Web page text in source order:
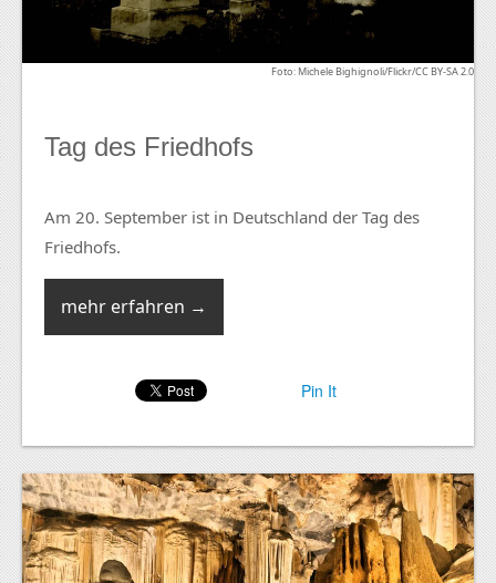
Foto: Michele Bighignoli/Flickr/CC BY-SA 2.0
Tag des Friedhofs
Am 20. September ist in Deutschland der Tag des
Friedhofs.
mehr erfahren →
Pin It